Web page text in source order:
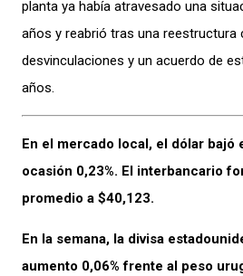
planta ya había atravesado una
años y reabrió tras una reestructura
desvinculaciones y un acuerdo de
años.
En el mercado local, el dólar bajó
ocasión 0,23%. El interbancario
promedio a $40,123.
En la semana, la divisa
aumento 0,06% frente al peso